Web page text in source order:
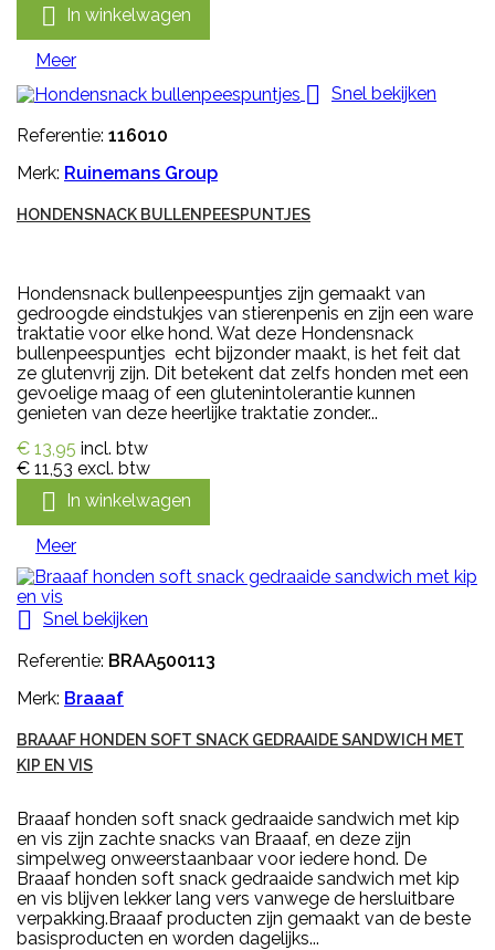
 In winkelwagen
Meer
 Snel bekijken
Referentie: 116010
Merk: Ruinemans Group
HONDENSNACK BULLENPEESPUNTJES
Hondensnack bullenpeespuntjes zijn gemaakt van
gedroogde eindstukjes van stierenpenis en zijn een ware
traktatie voor elke hond. Wat deze Hondensnack
bullenpeespuntjes echt bijzonder maakt, is het feit dat
ze glutenvrij zijn. Dit betekent dat zelfs honden met een
gevoelige maag of een glutenintolerantie kunnen
genieten van deze heerlijke traktatie zonder...
€ 13,95 incl. btw
€ 11,53 excl. btw
 In winkelwagen
Meer
 Snel bekijken
Referentie: BRAA500113
Merk: Braaaf
BRAAAF HONDEN SOFT SNACK GEDRAAIDE SANDWICH MET
KIP EN VIS
Braaaf honden soft snack gedraaide sandwich met kip
en vis zijn zachte snacks van Braaaf, en deze zijn
simpelweg onweerstaanbaar voor iedere hond. De
Braaaf honden soft snack gedraaide sandwich met kip
en vis blijven lekker lang vers vanwege de hersluitbare
verpakking.Braaaf producten zijn gemaakt van de beste
basisproducten en worden dagelijks...